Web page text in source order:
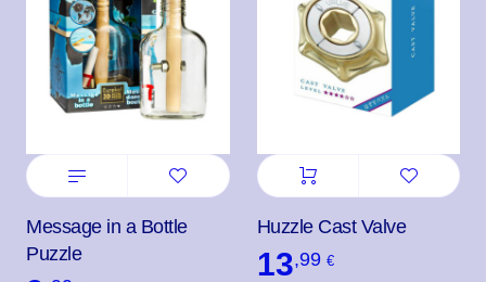
Message in a Bottle
Puzzle
Huzzle Cast Valve
13,99€